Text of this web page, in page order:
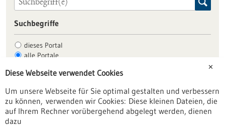
Suchbegriffe
dieses Portal
alle Portale
Allgemein
Fachbeiträge
Förderungen
✕
Diese Webseite verwendet Cookies
Um unsere Webseite für Sie optimal gestalten und verbessern
zu können, verwenden wir Cookies: Diese kleinen Dateien, die
auf Ihrem Rechner vorübergehend abgelegt werden, dienen
dazu